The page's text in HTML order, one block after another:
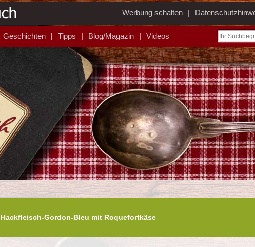
Werbung schalten
Geschichten Tipps Blog/Magazin Videos
Hackfleisch-Gordon-Bleu mit Roquefortkäse